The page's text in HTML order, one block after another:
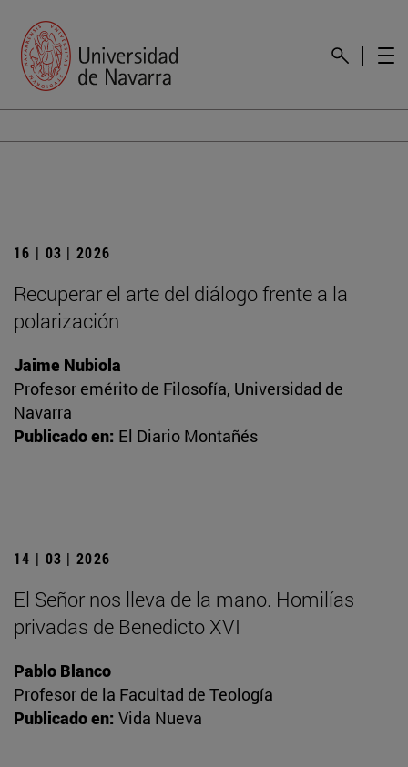
16 | 03 | 2026
Recuperar el arte del diálogo frente a la
polarización
Jaime Nubiola
Profesor emérito de Filosofía, Universidad de
Navarra
Publicado en: El Diario Montañés
14 | 03 | 2026
El Señor nos lleva de la mano. Homilías
privadas de Benedicto XVI
Pablo Blanco
Profesor de la Facultad de Teología
Publicado en: Vida Nueva